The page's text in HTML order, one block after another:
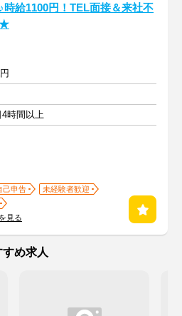
時給1100円！TEL面接＆来社不
時間以上
己申告
未経験者歓迎
見る
め求人